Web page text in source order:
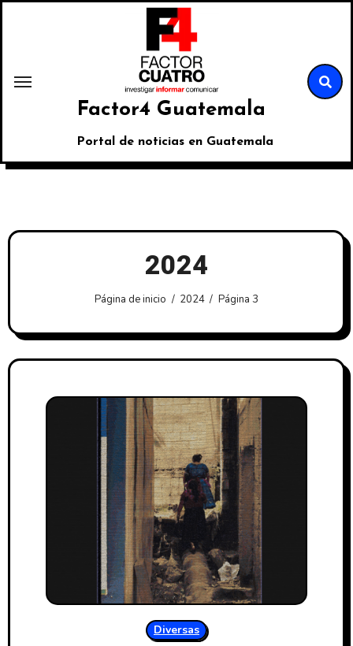
Factor4 Guatemala
Portal de noticias en Guatemala
2024
Página de inicio 2024 Página 3
Diversas